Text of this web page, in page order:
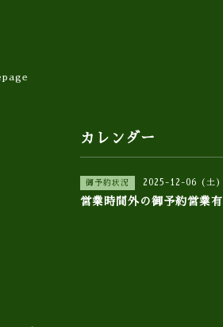
カレンダー
御予約状況 2025-12-06 (土)
営業時間外の御予約営業有